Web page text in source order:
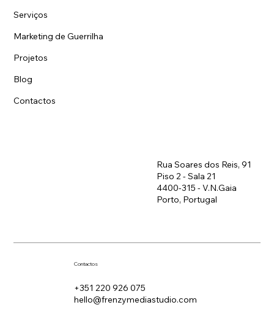
Serviços
Marketing de Guerrilha
Projetos
Blog
Contactos
Rua Soares dos Reis, 91
Piso 2 - Sala 21
4400-315 - V.N.Gaia
Porto, Portugal
Contactos
+351 220 926 075
hello@frenzymediastudio.com